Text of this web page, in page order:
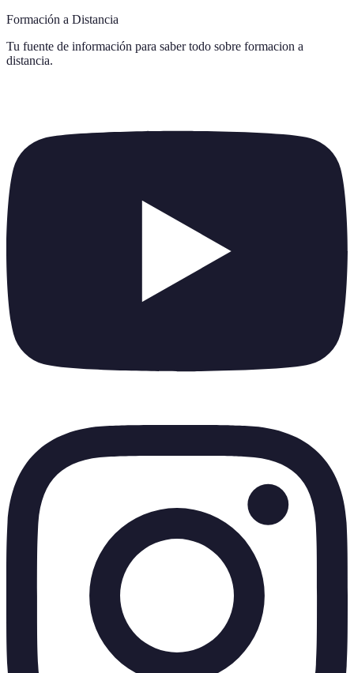
Formación a Distancia
Tu fuente de información para saber todo sobre formacion a
distancia.